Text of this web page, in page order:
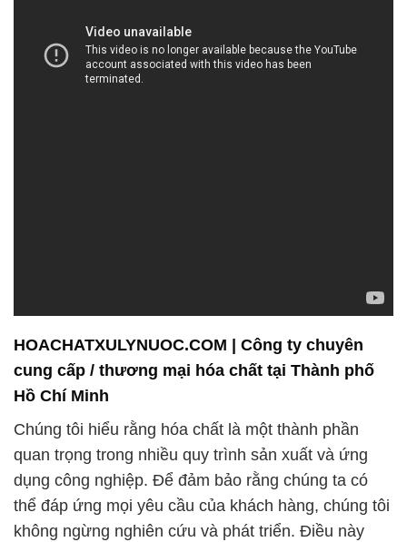
HOACHATXULYNUOC.COM | Công ty chuyên
cung cấp / thương mại hóa chất tại Thành phố
Hồ Chí Minh
Chúng tôi hiểu rằng hóa chất là một thành phần
quan trọng trong nhiều quy trình sản xuất và ứng
dụng công nghiệp. Để đảm bảo rằng chúng ta có
thể đáp ứng mọi yêu cầu của khách hàng, chúng tôi
không ngừng nghiên cứu và phát triển. Điều này